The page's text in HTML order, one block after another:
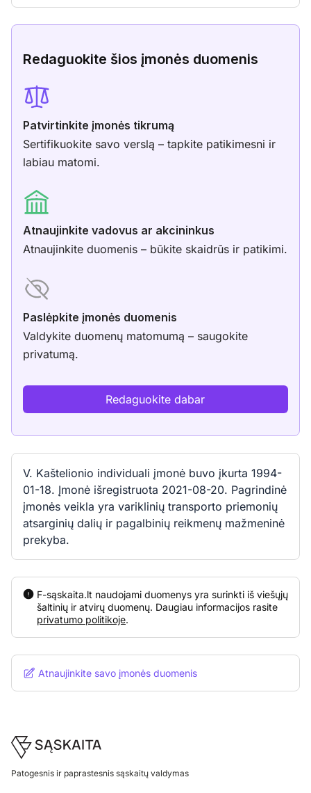
Redaguokite šios įmonės duomenis
Patvirtinkite įmonės tikrumą
Sertifikuokite savo verslą – tapkite patikimesni ir
labiau matomi.
Atnaujinkite vadovus ar akcininkus
Atnaujinkite duomenis – būkite skaidrūs ir patikimi.
Paslėpkite įmonės duomenis
Valdykite duomenų matomumą – saugokite
privatumą.
Redaguokite dabar
V. Kaštelionio individuali įmonė buvo įkurta 1994-
01-18. Įmonė išregistruota 2021-08-20. Pagrindinė
įmonės veikla yra variklinių transporto priemonių
atsarginių dalių ir pagalbinių reikmenų mažmeninė
prekyba.
F-sąskaita.lt naudojami duomenys yra surinkti iš viešųjų
šaltinių ir atvirų duomenų. Daugiau informacijos rasite
privatumo politikoje.
Atnaujinkite savo įmonės duomenis
Footer
Patogesnis ir paprastesnis sąskaitų valdymas